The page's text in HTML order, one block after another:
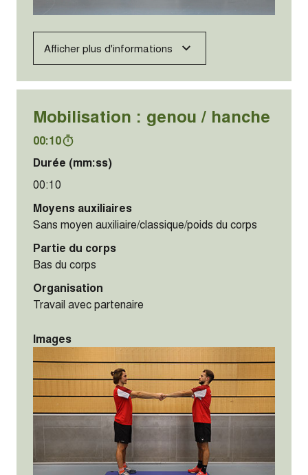
Afficher plus d'informations
Mobilisation : genou / hanche
00:10
Durée (mm:ss)
00:10
Moyens auxiliaires
Sans moyen auxiliaire/classique/poids du corps
Partie du corps
Bas du corps
Organisation
Travail avec partenaire
Images